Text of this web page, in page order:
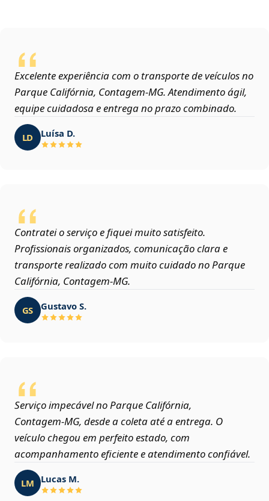
Excelente experiência com o transporte de veículos no
Parque Califórnia, Contagem‑MG. Atendimento ágil,
equipe cuidadosa e entrega no prazo combinado.
LD Luísa D.
Contratei o serviço e fiquei muito satisfeito.
Profissionais organizados, comunicação clara e
transporte realizado com muito cuidado no Parque
Califórnia, Contagem‑MG.
GS Gustavo S.
Serviço impecável no Parque Califórnia,
Contagem‑MG, desde a coleta até a entrega. O
veículo chegou em perfeito estado, com
acompanhamento eficiente e atendimento confiável.
LM Lucas M.